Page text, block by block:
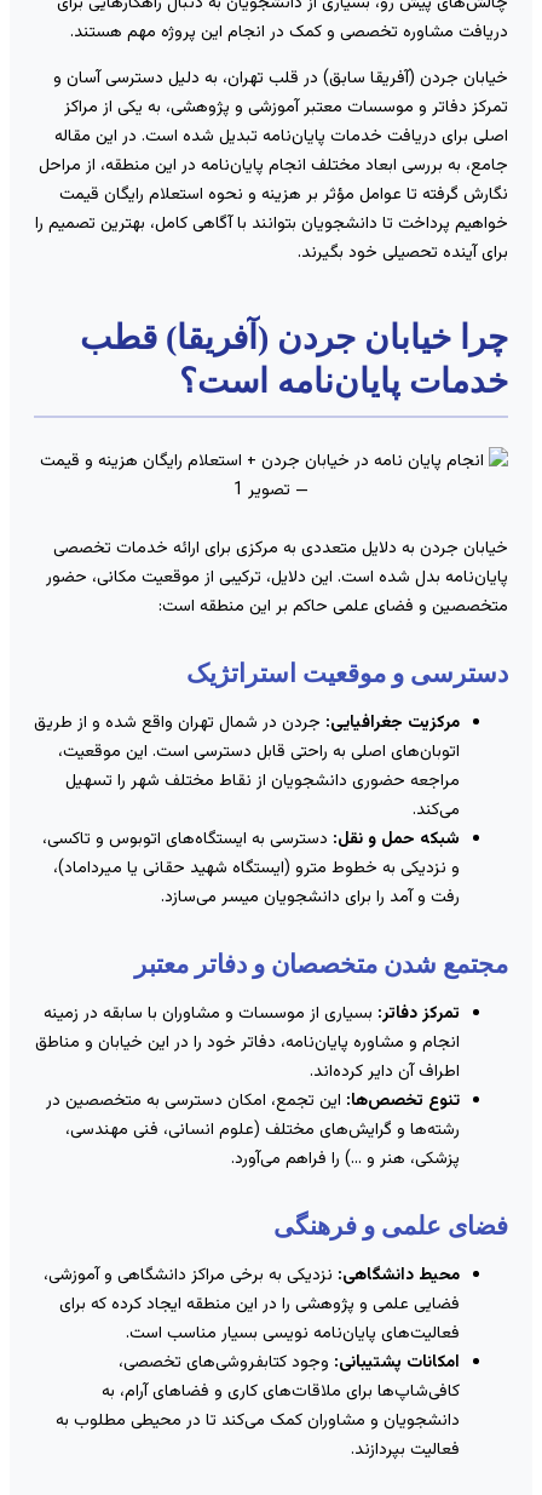
مشاوره تخصصی و کمک در انجام این پروژه مهم هستند.
جردن (آفریقا سابق) در قلب تهران، به دلیل دسترسی آسان و
دفاتر و موسسات معتبر آموزشی و پژوهشی، به یکی از مراکز
برای دریافت خدمات پایان‌نامه تبدیل شده است. در این مقاله
به بررسی ابعاد مختلف انجام پایان‌نامه در این منطقه، از مراحل
گرفته تا عوامل مؤثر بر هزینه و نحوه استعلام رایگان قیمت
پرداخت تا دانشجویان بتوانند با آگاهی کامل، بهترین تصمیم را
آینده تحصیلی خود بگیرند.
خیابان جردن (آفریقا) قطب
پایان‌نامه است؟
جردن به دلایل متعددی به مرکزی برای ارائه خدمات تخصصی
بدل شده است. این دلایل، ترکیبی از موقعیت مکانی، حضور
و فضای علمی حاکم بر این منطقه است:
و موقعیت استراتژیک
مرکزیت جغرافیایی:جردن در شمال تهران واقع شده و از طریق
اتوبان‌های اصلی به راحتی قابل دسترسی است. این موقعیت،
مراجعه حضوری دانشجویان از نقاط مختلف شهر را تسهیل
می‌کند.
شبکه حمل و نقل:دسترسی به ایستگاه‌های اتوبوس و تاکسی،
و نزدیکی به خطوط مترو (ایستگاه شهید حقانی یا میرداماد)،
رفت و آمد را برای دانشجویان میسر می‌سازد.
شدن متخصصان و دفاتر معتبر
تمرکز دفاتر:بسیاری از موسسات و مشاوران با سابقه در زمینه
انجام و مشاوره پایان‌نامه، دفاتر خود را در این خیابان و مناطق
اطراف آن دایر کرده‌اند.
تنوع تخصص‌ها:این تجمع، امکان دسترسی به متخصصین در
رشته‌ها و گرایش‌های مختلف (علوم انسانی، فنی مهندسی،
پزشکی، هنر و …) را فراهم می‌آورد.
علمی و فرهنگی
محیط دانشگاهی:نزدیکی به برخی مراکز دانشگاهی و آموزشی،
فضایی علمی و پژوهشی را در این منطقه ایجاد کرده که برای
فعالیت‌های پایان‌نامه نویسی بسیار مناسب است.
امکانات پشتیبانی:وجود کتابفروشی‌های تخصصی،
کافی‌شاپ‌ها برای ملاقات‌های کاری و فضاهای آرام، به
دانشجویان و مشاوران کمک می‌کند تا در محیطی مطلوب به
فعالیت بپردازند.